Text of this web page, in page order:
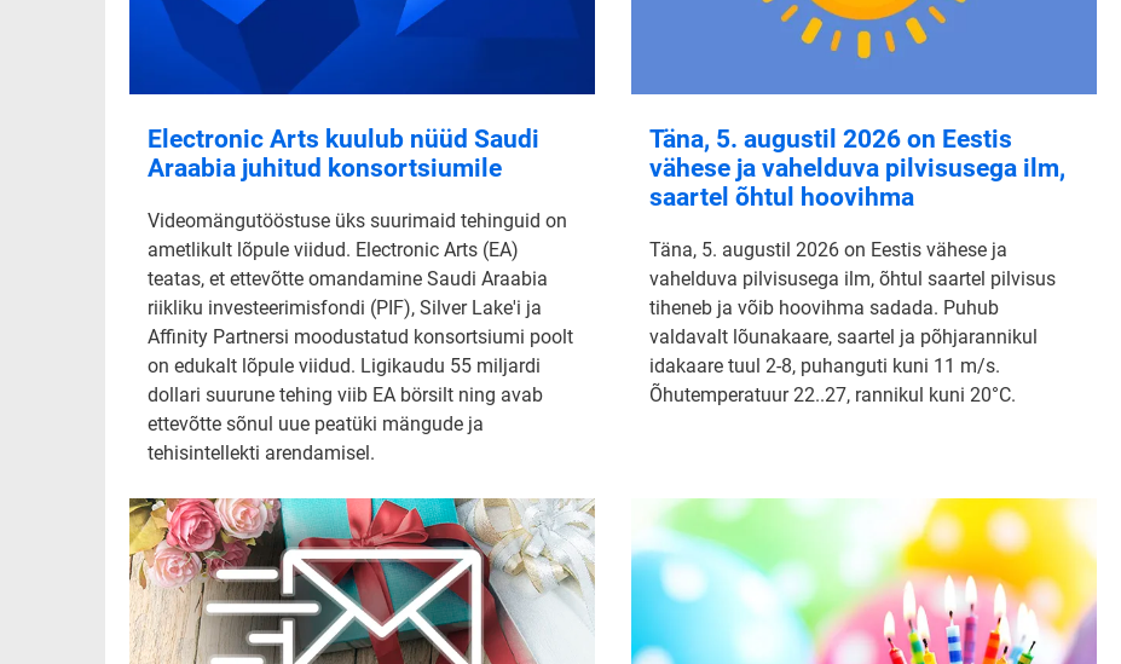
Electronic Arts kuulub nüüd Saudi
Araabia juhitud konsortsiumile
Videomängutööstuse üks suurimaid tehinguid on
ametlikult lõpule viidud. Electronic Arts (EA)
teatas, et ettevõtte omandamine Saudi Araabia
riikliku investeerimisfondi (PIF), Silver Lake'i ja
Affinity Partnersi moodustatud konsortsiumi poolt
on edukalt lõpule viidud. Ligikaudu 55 miljardi
dollari suurune tehing viib EA börsilt ning avab
ettevõtte sõnul uue peatüki mängude ja
tehisintellekti arendamisel.
Täna, 5. augustil 2026 on Eestis
vähese ja vahelduva pilvisusega ilm,
saartel õhtul hoovihma
Täna, 5. augustil 2026 on Eestis vähese ja
vahelduva pilvisusega ilm, õhtul saartel pilvisus
tiheneb ja võib hoovihma sadada. Puhub
valdavalt lõunakaare, saartel ja põhjarannikul
idakaare tuul 2-8, puhanguti kuni 11 m/s.
Õhutemperatuur 22..27, rannikul kuni 20°C.